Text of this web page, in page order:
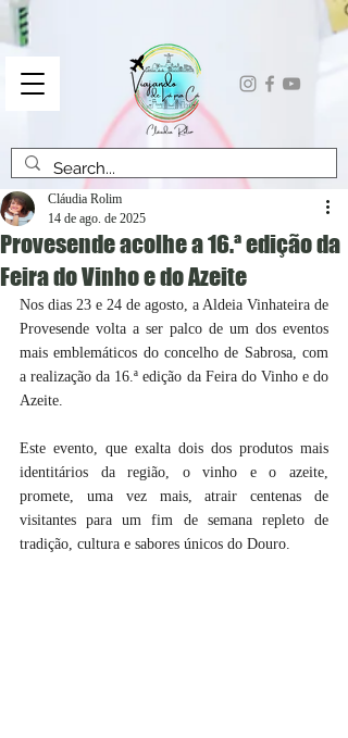
Provesende acolhe a 16.ª edição da
Feira do Vinho e do Azeite
Cláudia Rolim
14 de ago. de 2025
Nos dias 23 e 24 de agosto, a Aldeia Vinhateira de
Provesende volta a ser palco de um dos eventos
mais emblemáticos do concelho de Sabrosa, com
a realização da 16.ª edição da Feira do Vinho e do
Azeite.
Este evento, que exalta dois dos produtos mais
identitários da região, o vinho e o azeite,
promete, uma vez mais, atrair centenas de
visitantes para um fim de semana repleto de
tradição, cultura e sabores únicos do Douro.